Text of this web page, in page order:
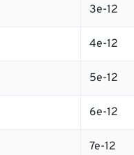
3e-12
4e-12
5e-12
6e-12
7e-12